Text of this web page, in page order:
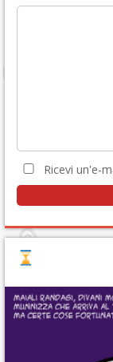
Ricevi un'e-